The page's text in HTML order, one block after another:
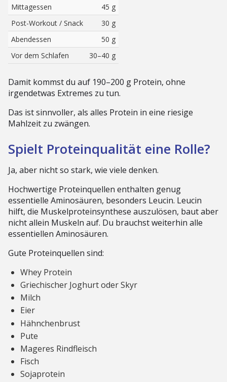
Mittagessen
45 g
Post-Workout / Snack
30 g
Abendessen
50 g
Vor dem Schlafen
30–40 g
Damit kommst du auf 190–200 g Protein, ohne
irgendetwas Extremes zu tun.
Das ist sinnvoller, als alles Protein in eine riesige
Mahlzeit zu zwängen.
Spielt Proteinqualität eine Rolle?
Ja, aber nicht so stark, wie viele denken.
Hochwertige Proteinquellen enthalten genug
essentielle Aminosäuren, besonders Leucin. Leucin
hilft, die Muskelproteinsynthese auszulösen, baut aber
nicht allein Muskeln auf. Du brauchst weiterhin alle
essentiellen Aminosäuren.
Gute Proteinquellen sind:
Whey Protein
Griechischer Joghurt oder Skyr
Milch
Eier
Hähnchenbrust
Pute
Mageres Rindfleisch
Fisch
Sojaprotein